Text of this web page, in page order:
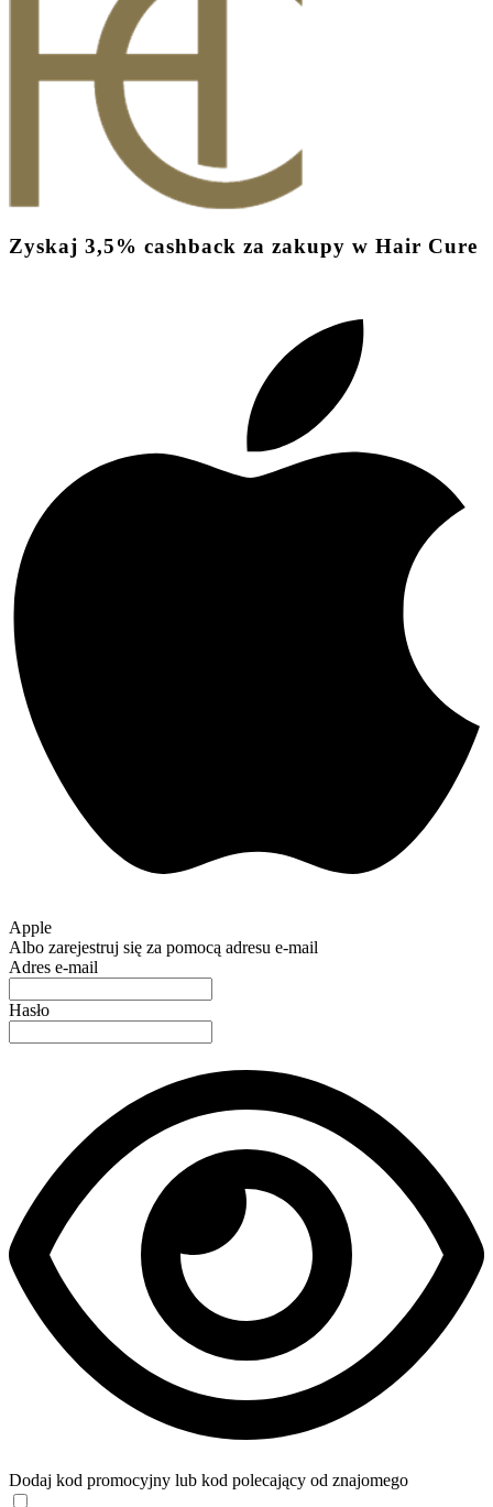
Zyskaj 3,5% cashback za zakupy w Hair Cure
Apple
Albo zarejestruj się za pomocą adresu e-mail
Adres e-mail
Hasło
Dodaj kod promocyjny lub kod polecający od znajomego